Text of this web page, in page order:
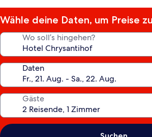
Wähle deine Daten, um Preise
Wo soll’s hingehen?
Daten
Gäste